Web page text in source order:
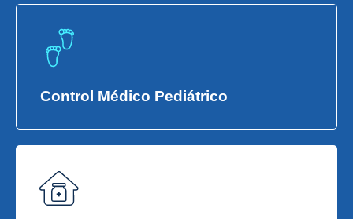
Control Médico Pediátrico